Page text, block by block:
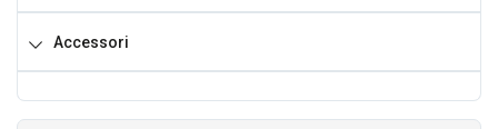
Accessori